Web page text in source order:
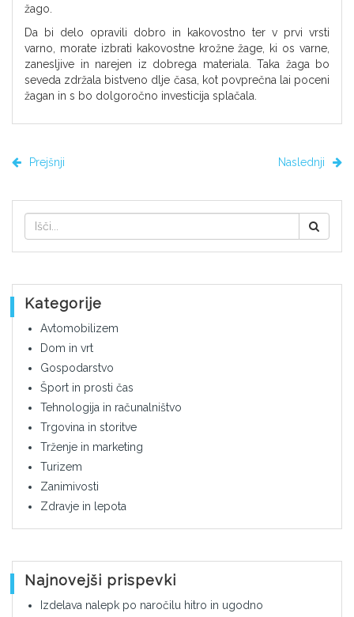
žago.
Da bi delo opravili dobro in kakovostno ter v prvi vrsti
varno, morate izbrati kakovostne krožne žage, ki os varne,
zanesljive in narejen iz dobrega materiala. Taka žaga bo
seveda zdržala bistveno dlje časa, kot povprečna lai poceni
žagan in s bo dolgoročno investicija splačala.
Prejšnji Naslednji
Kategorije
Avtomobilizem
Dom in vrt
Gospodarstvo
Šport in prosti čas
Tehnologija in računalništvo
Trgovina in storitve
Trženje in marketing
Turizem
Zanimivosti
Zdravje in lepota
Najnovejši prispevki
Izdelava nalepk po naročilu hitro in ugodno